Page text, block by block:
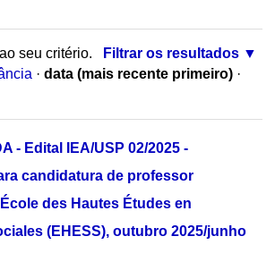
seu critério.
Filtrar os resultados
· data (mais recente primeiro) ·
- Edital IEA/USP 02/2025 -
candidatura de professor
des Hautes Études en
(EHESS), outubro 2025/junho